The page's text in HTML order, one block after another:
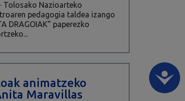
Tolosako Nazioarteko
pedagogia taldea izango
DRAGOIAK” paperezko
animatzeko
Maravillas